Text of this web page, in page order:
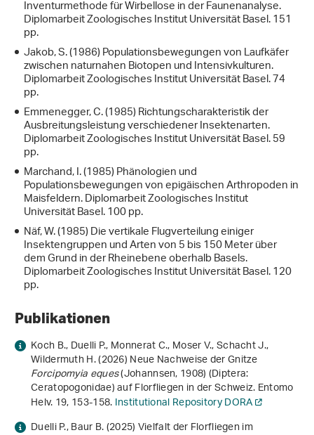
Inventurmethode für Wirbellose in der Faunenanalyse.
Diplomarbeit Zoologisches Institut Universität Basel. 151
pp.
Jakob, S. (1986) Populationsbewegungen von Laufkäfer
zwischen naturnahen Biotopen und Intensivkulturen.
Diplomarbeit Zoologisches Institut Universität Basel. 74
pp.
Emmenegger, C. (1985) Richtungscharakteristik der
Ausbreitungsleistung verschiedener Insektenarten.
Diplomarbeit Zoologisches Institut Universität Basel. 59
pp.
Marchand, I. (1985) Phänologien und
Populationsbewegungen von epigäischen Arthropoden in
Maisfeldern. Diplomarbeit Zoologisches Institut
Universität Basel. 100 pp.
Näf, W. (1985) Die vertikale Flugverteilung einiger
Insektengruppen und Arten von 5 bis 150 Meter über
dem Grund in der Rheinebene oberhalb Basels.
Diplomarbeit Zoologisches Institut Universität Basel. 120
pp.
Publikationen
Koch B., Duelli P., Monnerat C., Moser V., Schacht J.,
Wildermuth H. (2026) Neue Nachweise der Gnitze
Forcipomyia eques(Johannsen, 1908) (Diptera:
Ceratopogonidae) auf Florfliegen in der Schweiz. Entomo
Helv.19, 153-158.Institutional Repository DORA
Duelli P., Baur B. (2025) Vielfalt der Florfliegen im